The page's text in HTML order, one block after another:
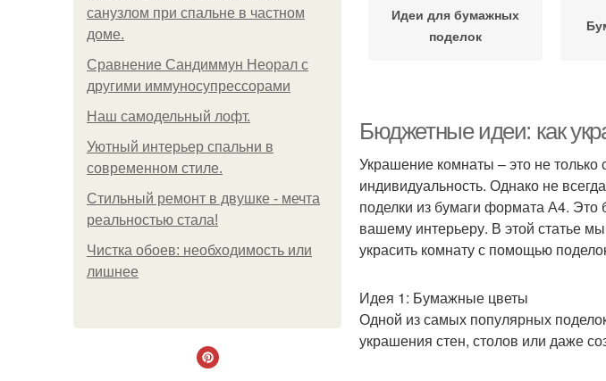
санузлом при спальне в частном
доме.
Сравнение Сандиммун Неорал с
другими иммуносупрессорами
Наш самодельный лофт.
Уютный интерьер спальни в
современном стиле.
Стильный ремонт в двушке - мечта
реальностью стала!
Чистка обоев: необходимость или
лишнее
Идеи для бумажных
поделок
украшений
Бумажные шары
украшения
Бюджетные идеи: как
Украшение комнаты – это не только
индивидуальность. Однако не
поделки из бумаги формата А4. Это
вашему интерьеру. В этой статье
украсить комнату с помощью
Идея 1: Бумажные цветы
Одной из самых популярных
украшения стен, столов или даже